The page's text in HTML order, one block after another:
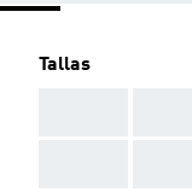
Tallas